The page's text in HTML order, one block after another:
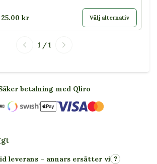
kr Välj alternativ
1 / 1
betalning med Qliro
leverans – annars ersätter vi ?